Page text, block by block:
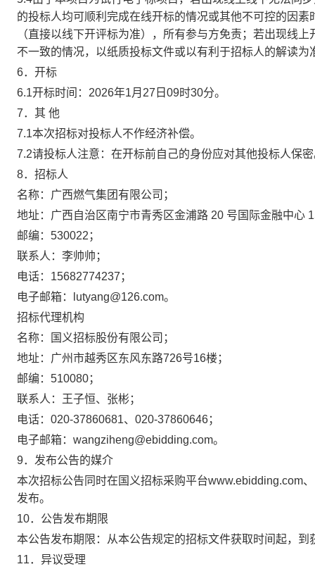
的投标人均可顺利完成在线开标的情况或其他不可控的因
（直接以线下开评标为准），所有参与方免责；若出现线
不一致的情况，以纸质投标文件或以有利于招标人的解读为
6．开标
6.1开标时间： 2026年1月 27 日 09时30分。
7．其 他
7.1本次招标对投标人不作经济补偿。
7.2请投标人注意：在开标前自己的身份应对其他投标人保
8．招标人
名称： 广西燃气集团有限公司 ；
地址： 广西自治区南宁市青秀区金浦路 20 号国际金融中心
邮编： 530022 ；
联系人： 李帅帅 ；
电话： 15682774237 ；
电子邮箱：
lutyang@126.com。
招标代理机构
名称：
国义招标股份有限公司 ；
地址： 广州市越秀区东风东路726号16楼 ；
邮编： 510080；
联系人：
王子恒、张彬 ；
电话： 020-37860681、020-37860646；
电子邮箱： wangziheng@ebidding.com。
9．发布公告的媒介
本次招标公告同时在国义招标采购平台www.ebidding.com
发布。
10．公告发布期限
本公告发布期限：从本公告规定的招标文件获取时间起，到
11． 异议受理